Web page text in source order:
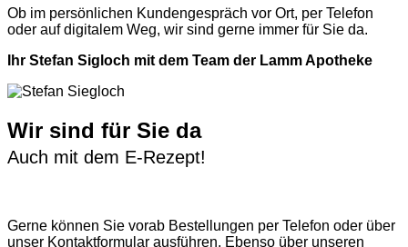
Ob im persönlichen Kundengespräch vor Ort, per Telefon
oder auf digitalem Weg, wir sind gerne immer für Sie da.
Ihr Stefan Sigloch mit dem Team der Lamm Apotheke
Wir sind für Sie da
Auch mit dem E-Rezept!
Gerne können Sie vorab Bestellungen per Telefon oder über
unser Kontaktformular ausführen. Ebenso über unseren